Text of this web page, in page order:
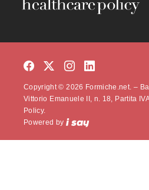
Copyright © 2026 Formiche.net. –
Vittorio Emanuele II, n. 18, Partita
Policy.
Powered by